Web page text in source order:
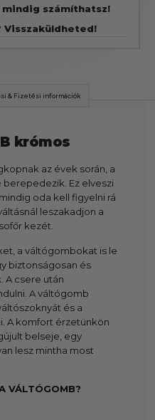
számíthatsz!
Visszaküldheted!
& Fizetési információk
krómos
az évek során, a
Ez elveszi
oda kell figyelni rá
leszakadjon a
kezét.
a váltógombokat is le
biztonságosan és
A csere után
A váltógomb
és a
A komfort érzetünkön
belseje, egy
lesz mintha most
VÁLTÓGOMB?